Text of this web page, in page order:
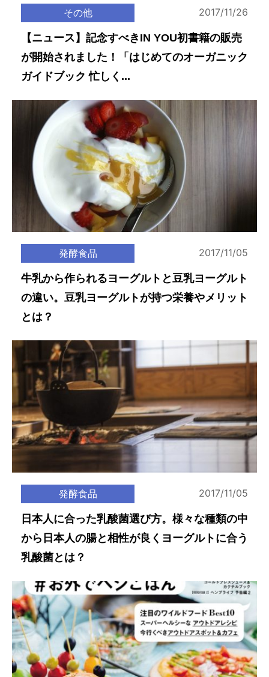
その他 2017/11/26
【ニュース】記念すべきIN YOU初書籍の販売
が開始されました！「はじめてのオーガニック
ガイドブック 忙しく...
発酵食品 2017/11/05
牛乳から作られるヨーグルトと豆乳ヨーグルト
の違い。豆乳ヨーグルトが持つ栄養やメリット
とは？
発酵食品 2017/11/05
日本人に合った乳酸菌選び方。様々な種類の中
から日本人の腸と相性が良くヨーグルトに合う
乳酸菌とは？